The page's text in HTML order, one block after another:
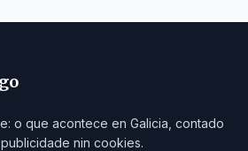
o que acontece en Galicia, contado
nin cookies.